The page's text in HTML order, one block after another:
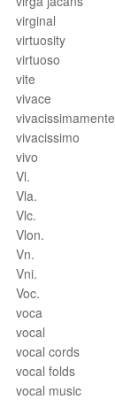
virginal
virtuosity
virtuoso
vite
vivace
vivacissimamente
vivacissimo
vivo
Vl.
Vla.
Vlc.
Vlon.
Vn.
Vni.
Voc.
voca
vocal
vocal cords
vocal folds
vocal music